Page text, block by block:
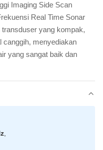
Imaging Side Scan
Real Time Sonar
yang kompak,
canggih, menyediakan
yang sangat baik dan